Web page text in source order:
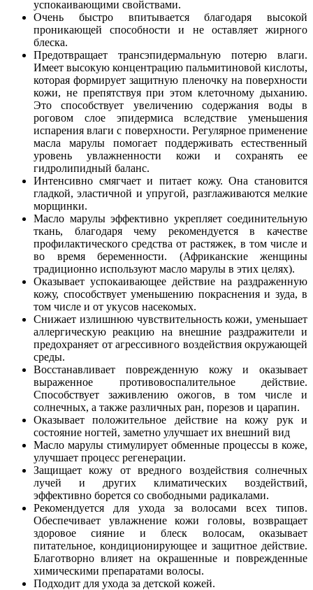
успокаивающими свойствами.
Очень быстро впитывается благодаря высокой
проникающей способности и не оставляет жирного
блеска.
Предотвращает трансэпидермальную потерю влаги.
Имеет высокую концентрацию пальмитиновой кислоты,
которая формирует защитную пленочку на поверхности
кожи, не препятствуя при этом клеточному дыханию.
Это способствует увеличению содержания воды в
роговом слое эпидермиса вследствие уменьшения
испарения влаги с поверхности. Регулярное применение
масла марулы помогает поддерживать естественный
уровень увлажненности кожи и сохранять ее
гидролипидный баланс.
Интенсивно смягчает и питает кожу. Она становится
гладкой, эластичной и упругой, разглаживаются мелкие
морщинки.
Масло марулы эффективно укрепляет соединительную
ткань, благодаря чему рекомендуется в качестве
профилактического средства от растяжек, в том числе и
во время беременности. (Африканские женщины
традиционно используют масло марулы в этих целях).
Оказывает успокаивающее действие на раздраженную
кожу, способствует уменьшению покраснения и зуда, в
том числе и от укусов насекомых.
Снижает излишнюю чувствительность кожи, уменьшает
аллергическую реакцию на внешние раздражители и
предохраняет от агрессивного воздействия окружающей
среды.
Восстанавливает поврежденную кожу и оказывает
выраженное противовоспалительное действие.
Способствует заживлению ожогов, в том числе и
солнечных, а также различных ран, порезов и царапин.
Оказывает положительное действие на кожу рук и
состояние ногтей, заметно улучшает их внешний вид
Масло марулы стимулирует обменные процессы в коже,
улучшает процесс регенерации.
Защищает кожу от вредного воздействия солнечных
лучей и других климатических воздействий,
эффективно борется со свободными радикалами.
Рекомендуется для ухода за волосами всех типов.
Обеспечивает увлажнение кожи головы, возвращает
здоровое сияние и блеск волосам, оказывает
питательное, кондиционирующее и защитное действие.
Благотворно влияет на окрашенные и поврежденные
химическими препаратами волосы.
Подходит для ухода за детской кожей.